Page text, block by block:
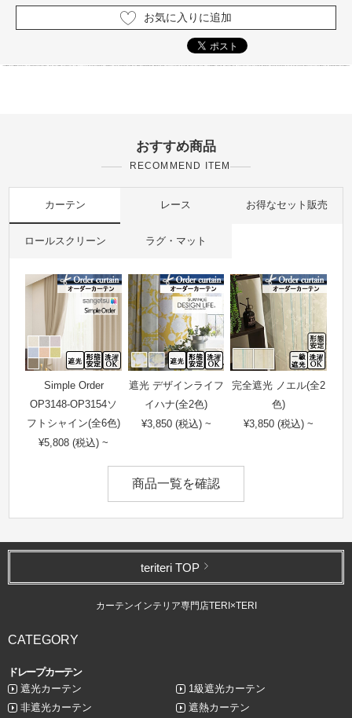
お気に入りに追加
おすすめ商品
RECOMMEND ITEM
カーテン レース お得なセット販売
ロールスクリーン ラグ・マット
Simple Order
OP3148-OP3154ソ
フトシャイン(全6色)
¥5,808 (税込) ~
遮光 デザインライフ
イハナ(全2色)
¥3,850 (税込) ~
完全遮光 ノエル(全2
色)
¥3,850 (税込) ~
商品一覧を確認
teriteri TOP
カーテンインテリア専門店TERI×TERI
CATEGORY
ドレープカーテン
遮光カーテン
1級遮光カーテン
非遮光カーテン
遮熱カーテン